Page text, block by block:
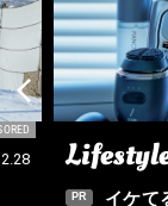
PR
イケて